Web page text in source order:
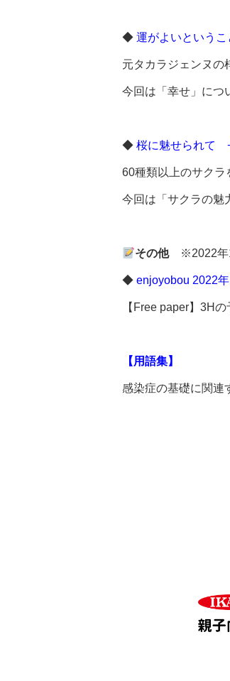
◆ 運がよいというこ
元タカラジェンヌの
今回は「幸せ」につ
◆ 桜に魅せられて
60種類以上のサクラ
今回は「サクラの魅
その他※2022年
◆ enjoyobou 2022
【Free paper】3H
【用語集】
感染症の基礎に関連